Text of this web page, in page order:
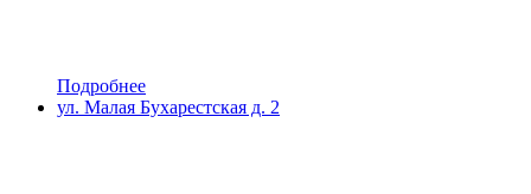
Подробнее
ул. Малая Бухарестская д. 2